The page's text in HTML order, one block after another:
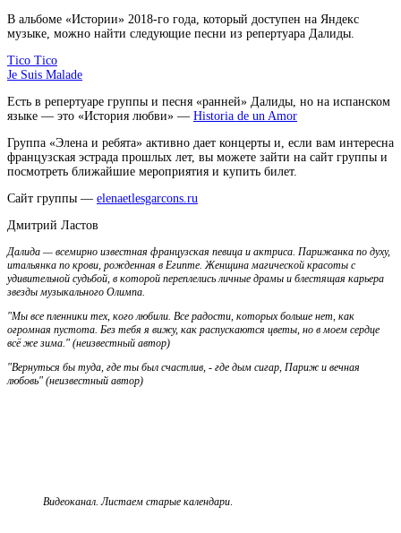
В альбоме «Истории» 2018-го года, который доступен на Яндекс
музыке, можно найти следующие песни из репертуара Далиды.
Tico Tico
Je Suis Malade
Есть в репертуаре группы и песня «ранней» Далиды, но на испанском
языке — это «История любви» — Historia de un Amor
Группа «Элена и ребята» активно дает концерты и, если вам интересна
французская эстрада прошлых лет, вы можете зайти на сайт группы и
посмотреть ближайшие мероприятия и купить билет.
Сайт группы — elenaetlesgarcons.ru
Дмитрий Ластов
Далида — всемирно известная французская певица и актриса. Парижанка по духу,
итальянка по крови, рожденная в Египте. Женщина магической красоты с
удивительной судьбой, в которой переплелись личные драмы и блестящая карьера
звезды музыкального Олимпа.
"Мы все пленники тех, кого любили. Все радости, которых больше нет, как
огромная пустота. Без тебя я вижу, как распускаются цветы, но в моем сердце
всё же зима." (неизвестный автор)
"Вернуться бы туда, где ты был счастлив, - где дым сигар, Париж и вечная
любовь" (неизвестный автор)
Видеоканал. Листаем старые календари.